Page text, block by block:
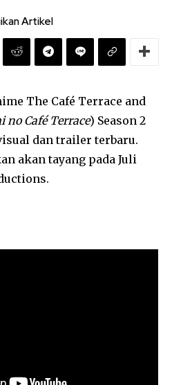
Artikel
The Café Terrace and
no Café Terrace) Season 2
dan trailer terbaru.
akan tayang pada Juli